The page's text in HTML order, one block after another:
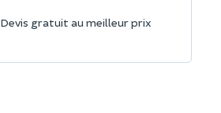
Devis gratuit au meilleur prix